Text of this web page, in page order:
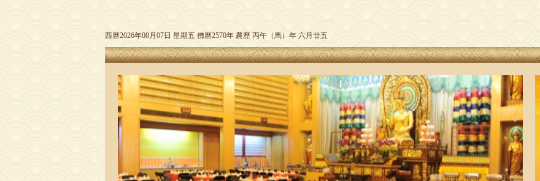
西曆2026年08月07日 星期五 佛曆2570年 農歷 丙午（馬）年 六月廿五